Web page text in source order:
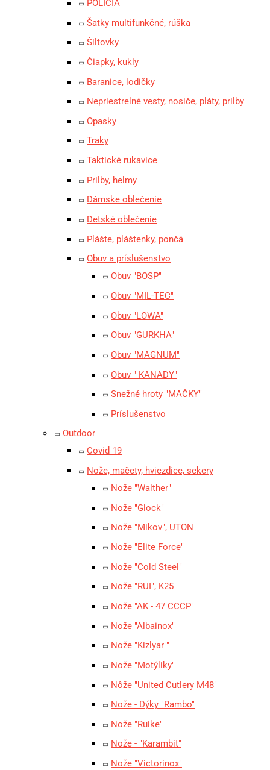
POLÍCIA
Šatky multifunkčné, rúška
Šiltovky
Čiapky, kukly
Baranice, lodičky
Nepriestrelné vesty, nosiče, pláty, prilby
Opasky
Traky
Taktické rukavice
Prilby, helmy
Dámske oblečenie
Detské oblečenie
Plášte, pláštenky, pončá
Obuv a príslušenstvo
Obuv "BOSP"
Obuv "MIL-TEC"
Obuv "LOWA"
Obuv "GURKHA"
Obuv "MAGNUM"
Obuv " KANADY"
Snežné hroty "MAČKY"
Príslušenstvo
Outdoor
Covid 19
Nože, mačety, hviezdice, sekery
Nože "Walther"
Nože "Glock"
Nože "Mikov", UTON
Nože "Elite Force"
Nože "Cold Steel"
Nože "RUI", K25
Nože "AK - 47 CCCP"
Nože "Albainox"
Nože "Kizlyar""
Nože "Motýliky"
Nôže "United Cutlery M48"
Nože - Dýky "Rambo"
Nože "Ruike"
Nože - "Karambit"
Nože "Victorinox"